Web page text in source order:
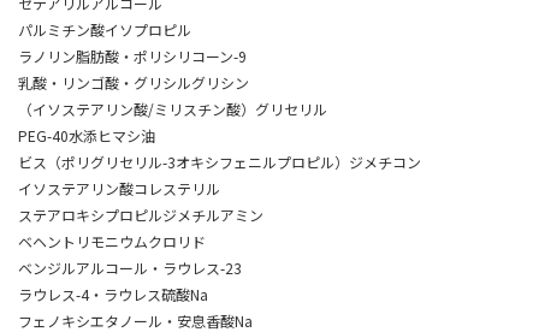
パルミチン酸イソプロピル
ラノリン脂肪酸・ポリシリコーン-9
乳酸・リンゴ酸・グリシルグリシン
（イソステアリン酸/ミリスチン酸）グリセリル
PEG-40水添ヒマシ油
ビス（ポリグリセリル-3オキシフェニルプロピル）ジメチコン
イソステアリン酸コレステリル
ステアロキシプロピルジメチルアミン
ベヘントリモニウムクロリド
ベンジルアルコール・ラウレス-23
ラウレス-4・ラウレス硫酸Na
フェノキシエタノール・安息香酸Na